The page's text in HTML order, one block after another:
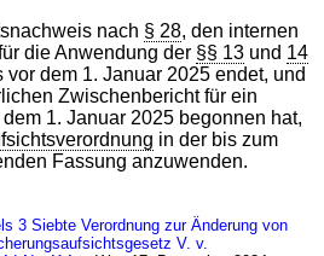
nach § 28, den internen
die Anwendung der §§ 13 und 14
vor dem 1. Januar 2025 endet, und
Zwischenbericht für ein
1. Januar 2025 begonnen hat,
in der bis zum
Fassung anzuwenden.
3 Siebte Verordnung zur Änderung von
V. v.